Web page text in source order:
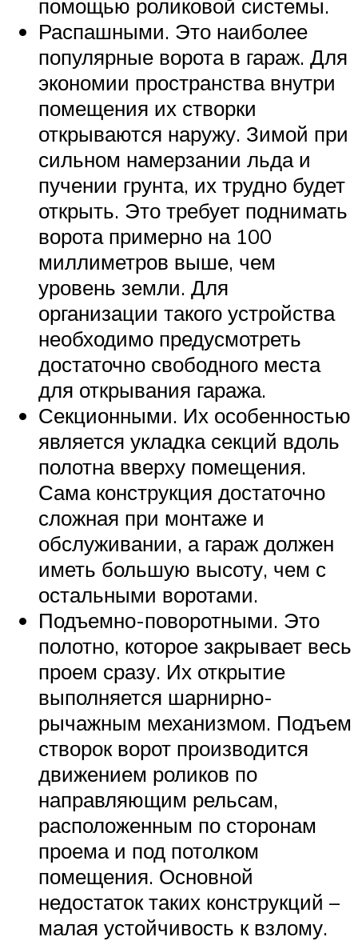
помощью роликовой системы.
Распашными. Это наиболее
популярные ворота в гараж. Для
экономии пространства внутри
помещения их створки
открываются наружу. Зимой при
сильном намерзании льда и
пучении грунта, их трудно будет
открыть. Это требует поднимать
ворота примерно на 100
миллиметров выше, чем
уровень земли. Для
организации такого устройства
необходимо предусмотреть
достаточно свободного места
для открывания гаража.
Секционными. Их особенностью
является укладка секций вдоль
полотна вверху помещения.
Сама конструкция достаточно
сложная при монтаже и
обслуживании, а гараж должен
иметь большую высоту, чем с
остальными воротами.
Подъемно-поворотными. Это
полотно, которое закрывает весь
проем сразу. Их открытие
выполняется шарнирно-
рычажным механизмом. Подъем
створок ворот производится
движением роликов по
направляющим рельсам,
расположенным по сторонам
проема и под потолком
помещения. Основной
недостаток таких конструкций –
малая устойчивость к взлому.